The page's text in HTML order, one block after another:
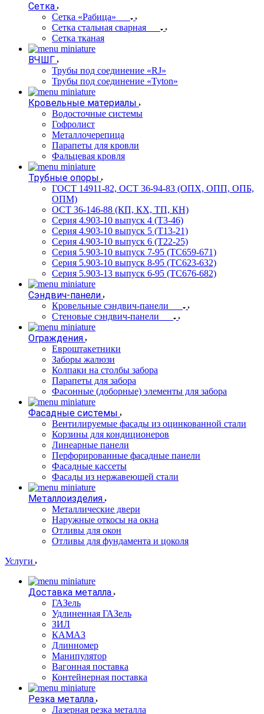
Сетка
Сетка «Рабица»
Сетка стальная сварная
Сетка тканая
ВЧШГ
Трубы под соединение «RJ»
Трубы под соединение «Tyton»
Кровельные материалы
Водосточные системы
Гофролист
Металлочерепица
Парапеты для кровли
Фальцевая кровля
Трубные опоры
ГОСТ 14911-82, ОСТ 36-94-83 (ОПХ, ОПП, ОПБ,
ОПМ)
ОСТ 36-146-88 (КП, КХ, ТП, КН)
Серия 4.903-10 выпуск 4 (Т3-46)
Серия 4.903-10 выпуск 5 (Т13-21)
Серия 4.903-10 выпуск 6 (Т22-25)
Серия 5.903-10 выпуск 7-95 (ТС659-671)
Серия 5.903-10 выпуск 8-95 (ТС623-632)
Серия 5.903-13 выпуск 6-95 (ТС676-682)
Сэндвич-панели
Кровельные сэндвич-панели
Стеновые сэндвич-панели
Ограждения
Евроштакетники
Заборы жалюзи
Колпаки на столбы забора
Парапеты для забора
Фасонные (доборные) элементы для забора
Фасадные системы
Вентилируемые фасады из оцинкованной стали
Корзины для кондиционеров
Линеарные панели
Перфорированные фасадные панели
Фасадные кассеты
Фасады из нержавеющей стали
Металлоизделия
Металлические двери
Наружные откосы на окна
Отливы для окон
Отливы для фундамента и цоколя
Услуги
Доставка металла
ГАЗель
Удлиненная ГАЗель
ЗИЛ
КАМАЗ
Длинномер
Манипулятор
Вагонная поставка
Контейнерная поставка
Резка металла
Лазерная резка металла